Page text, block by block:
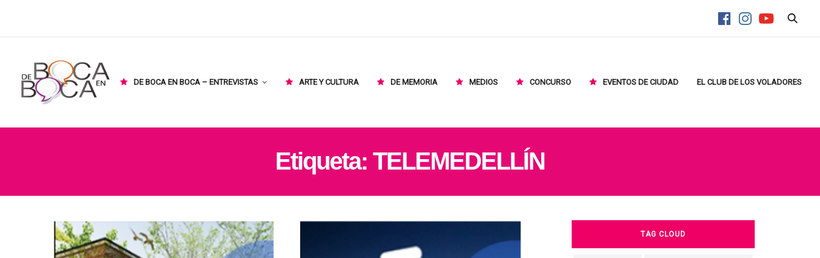
DE BOCA EN BOCA – ENTREVISTAS ARTE Y CULTURA DE MEMORIA MEDIOS CONCURSO EVENTOS DE CIUDAD EL CLUB DE LOS VOLADORES
Etiqueta: TELEMEDELLÍN
TAG CLOUD